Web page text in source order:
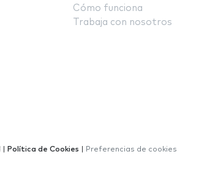
Cómo funciona
Trabaja con nosotros
Política de Cookies Preferencias de cookies